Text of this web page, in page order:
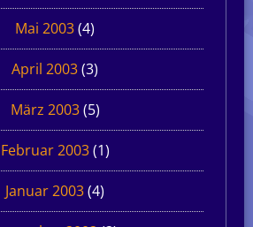
Mai 2003(4)
April 2003(3)
März 2003(5)
Februar 2003(1)
Januar 2003(4)